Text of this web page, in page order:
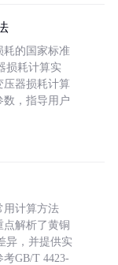
耗的国家标准
损耗计算实
压器损耗计算
数，指导用户
用计算方法
点解析了黄铜
异，并提供实
GB/T 4423-